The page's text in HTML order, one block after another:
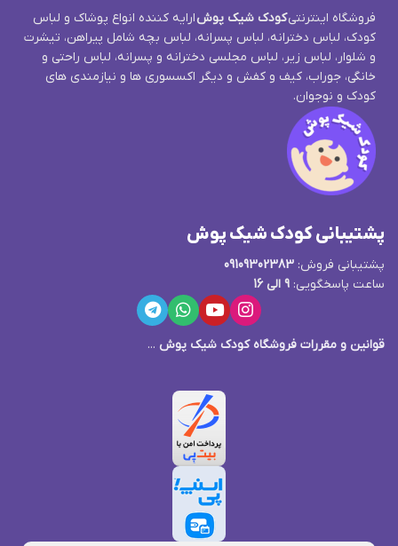
فروشگاه اینترنتیکودک شیک پوشارایه کننده انواع پوشاک و لباس
کودک، لباس دخترانه، لباس پسرانه، لباس بچه شامل پیراهن، تیشرت
و شلوار، لباس زیر، لباس مجلسی دخترانه و پسرانه، لباس راحتی و
خانگی، جوراب، کیف و کفش و دیگر اکسسوری ها و نیازمندی های
کودک و نوجوان.
پشتیبانی کودک شیک پوش
پشتیبانی فروش: 09109302383
ساعت پاسخگویی: 9 الی 16
قوانین و مقررات فروشگاه کودک شیک پوش ...